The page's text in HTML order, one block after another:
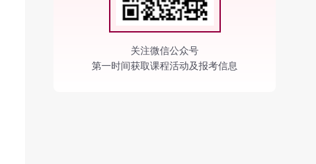
关注微信公众号
第一时间获取课程活动及报考信息